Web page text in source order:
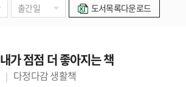
도서목록다운로드
내가 점점 더 좋아지는 책
다정다감 생활책